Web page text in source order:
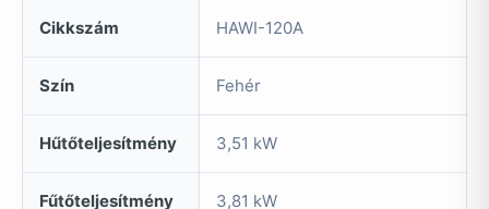
Cikkszám HAWI-120A
Szín Fehér
Hűtőteljesítmény 3,51 kW
Fűtőteljesítmény 3,81 kW